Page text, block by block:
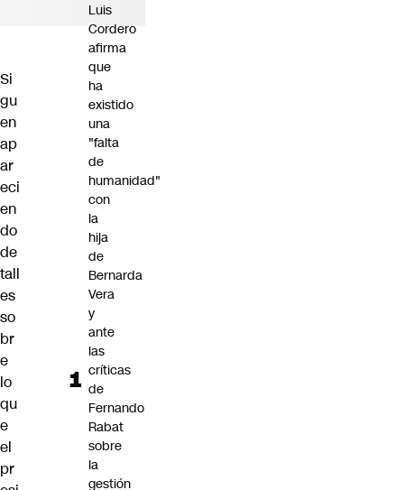
Si
gu
en
ap
ar
eci
en
do
de
tall
es
so
br
e
lo
qu
e
el
pr
Luis
Cordero
afirma
que
ha
existido
una
"falta
de
humanidad"
con
la
hija
de
Bernarda
Vera
y
ante
las
críticas
de
Fernando
Rabat
sobre
la
gestión